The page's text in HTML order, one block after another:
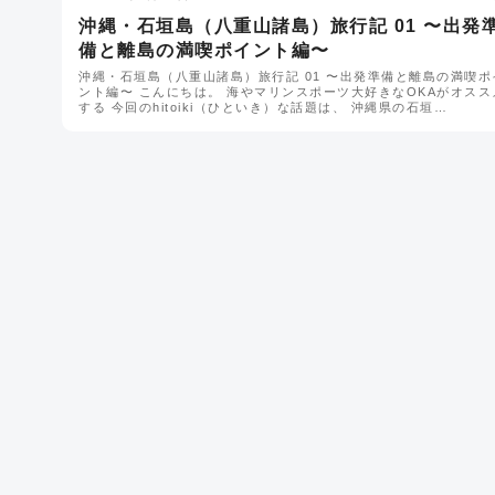
沖縄・石垣島（八重山諸島）旅行記 01 〜出発
備と離島の満喫ポイント編〜
沖縄・石垣島（八重山諸島）旅行記 01 〜出発準備と離島の満喫ポ
ント編〜 こんにちは。 海やマリンスポーツ大好きなOKAがオスス
する 今回のhitoiki（ひといき）な話題は、 沖縄県の石垣…